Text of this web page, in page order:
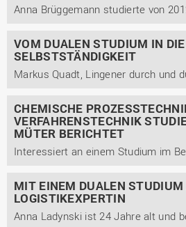
VOM DUALEN STUDIUM IN DIE
SELBSTSTÄNDIGKEIT
CHEMISCHE
VERFAHRENSTECHNIK
MÜTER BERICHTET
MIT EINEM DUALEN STUDIUM
LOGISTIKEXPERTIN